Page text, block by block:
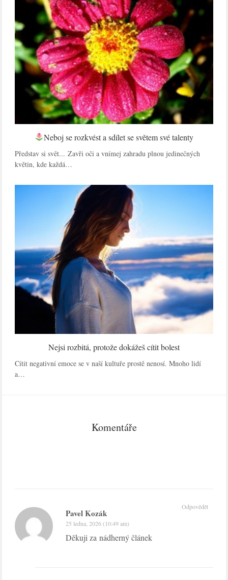
Neboj se rozkvést a sdílet se světem své talenty
Představ si svět... Zavři oči a vnímej zahradu plnou jedinečných
květin, kde každá…
Nejsi rozbitá, protože dokážeš cítit bolest
Cítit negativní emoce se v naší kultuře prostě nenosí. Mnoho lidí
a…
Komentáře
Pavel Kozák
25 ledna, 2026 (10:49 am)
Děkuji za nádherný článek
Odpovědět